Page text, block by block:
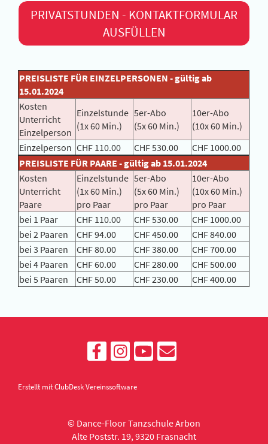
PRIVATSTUNDEN - KONTAKTFORMULAR
AUSFÜLLEN
PREISLISTE FÜR EINZELPERSONEN - gültig ab
15.01.2024
Kosten
Unterricht
Einzelperson
Einzelstunde
(1x 60 Min.)
5er-Abo
(5x 60 Min.)
10er-Abo
(10x 60 Min.)
Einzelperson CHF 110.00 CHF 530.00
CHF 1000.00
PREISLISTE FÜR PAARE - gültig ab 15.01.2024
Kosten
Unterricht
Paare
Einzelstunde
(1x 60 Min.)
pro Paar
5er-Abo
(5x 60 Min.)
pro Paar
10er-Abo
(10x 60 Min.)
pro Paar
bei 1 Paar
CHF 110.00 CHF 530.00
CHF 1000.00
bei 2 Paaren
CHF 94.00 CHF 450.00
CHF 840.00
bei 3 Paaren
CHF 80.00 CHF 380.00
CHF 700.00
bei 4 Paaren
CHF 60.00 CHF 280.00
CHF 500.00
bei 5 Paaren
CHF 50.00 CHF 230.00 CHF 400.00
Erstellt mit ClubDesk Vereinssoftware
© Dance-Floor Tanzschule Arbon
Alte Poststr. 19, 9320 Frasnacht